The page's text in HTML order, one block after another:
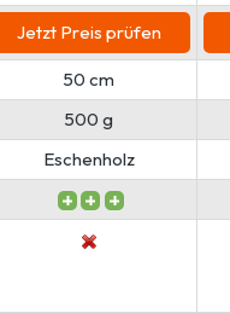
Jetzt Preis prüfen
50 cm
500 g
Eschenholz